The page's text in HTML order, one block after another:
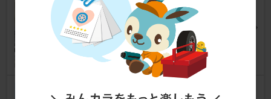
ヴォクシー [90系]
Kurobee2022さん
17
1